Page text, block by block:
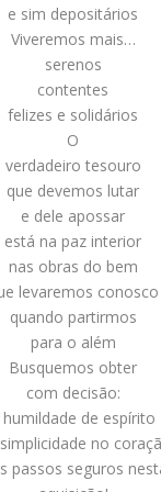
e sim depositários
Viveremos mais…
serenos
contentes
felizes e solidários
O
verdadeiro tesouro
que devemos lutar
e dele apossar
está na paz interior
nas obras do bem
levaremos conosco
quando partirmos
para o além
Busquemos obter
com decisão:
humildade de espírito
no
passos seguros